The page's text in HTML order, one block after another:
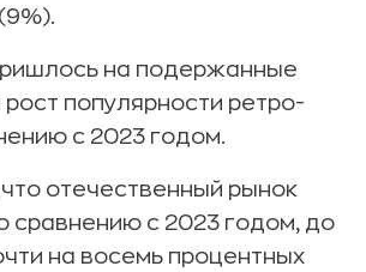
на подержанные
популярности ретро-
с 2023 годом.
отечественный рынок
сравнению с 2023 годом, до
на восемь процентных